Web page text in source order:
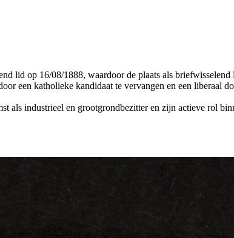
lid op 16/08/1888, waardoor de plaats als
een katholieke kandidaat te vervangen en een liberaal
als industrieel en grootgrondbezitter en zijn actieve rol